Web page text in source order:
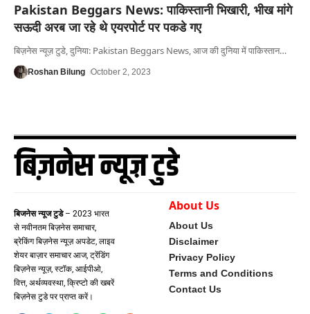
Pakistan Beggars News: पाकिस्तानी भिखारी, भीख मांगे
सऊदी अरब जा रहे थे एयरपोर्ट पर पकडे गए
बिज़नेस न्यूज़ टुडे, दुनिया: Pakistan Beggars News, आज की दुनिया में पाकिस्तान…
Roshan Bilung October 2, 2023
बिजनेस न्यूज टुडे– 2023 भारत
से नवीनतम बिज़नेस समाचार,
ब्रेकिंग बिज़नेस न्यूज़ अपडेट, लाइव
शेयर बाज़ार समाचार आज, ट्रेंडिंग
बिज़नेस न्यूज़, स्टॉक, आईपीओ,
वित्त, अर्थव्यवस्था, क्रिप्टो की खबरें
बिज़नेस टुडे पर प्राप्त करें।
About Us
About Us
Disclaimer
Privacy Policy
Terms and Conditions
Contact Us